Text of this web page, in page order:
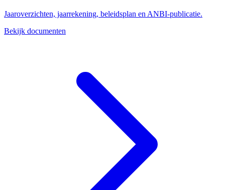
Jaaroverzichten, jaarrekening, beleidsplan en ANBI-publicatie.
Bekijk documenten